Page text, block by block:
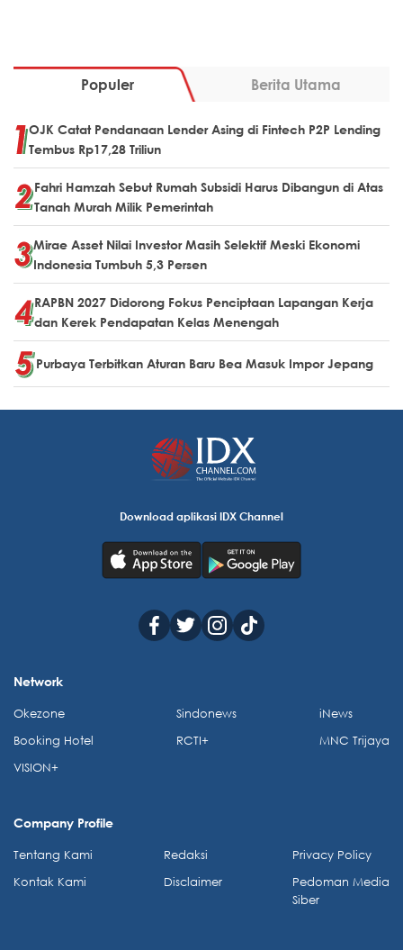
Populer Berita Utama
OJK Catat Pendanaan Lender Asing di Fintech P2P Lending
Tembus Rp17,28 Triliun
Fahri Hamzah Sebut Rumah Subsidi Harus Dibangun di Atas
Tanah Murah Milik Pemerintah
Mirae Asset Nilai Investor Masih Selektif Meski Ekonomi
Indonesia Tumbuh 5,3 Persen
RAPBN 2027 Didorong Fokus Penciptaan Lapangan Kerja
dan Kerek Pendapatan Kelas Menengah
Purbaya Terbitkan Aturan Baru Bea Masuk Impor Jepang
Download aplikasi IDX Channel
Network
Okezone
Booking Hotel
VISION+
Sindonews
RCTI+
iNews
MNC Trijaya
Company Profile
Tentang Kami
Kontak Kami
Redaksi
Disclaimer
Privacy Policy
Pedoman Media
Siber